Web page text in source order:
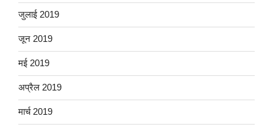
जुलाई 2019
जून 2019
मई 2019
अप्रैल 2019
मार्च 2019